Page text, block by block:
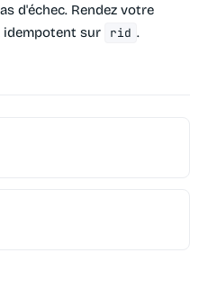
d'échec. Rendez votre
idempotent sur
rid .